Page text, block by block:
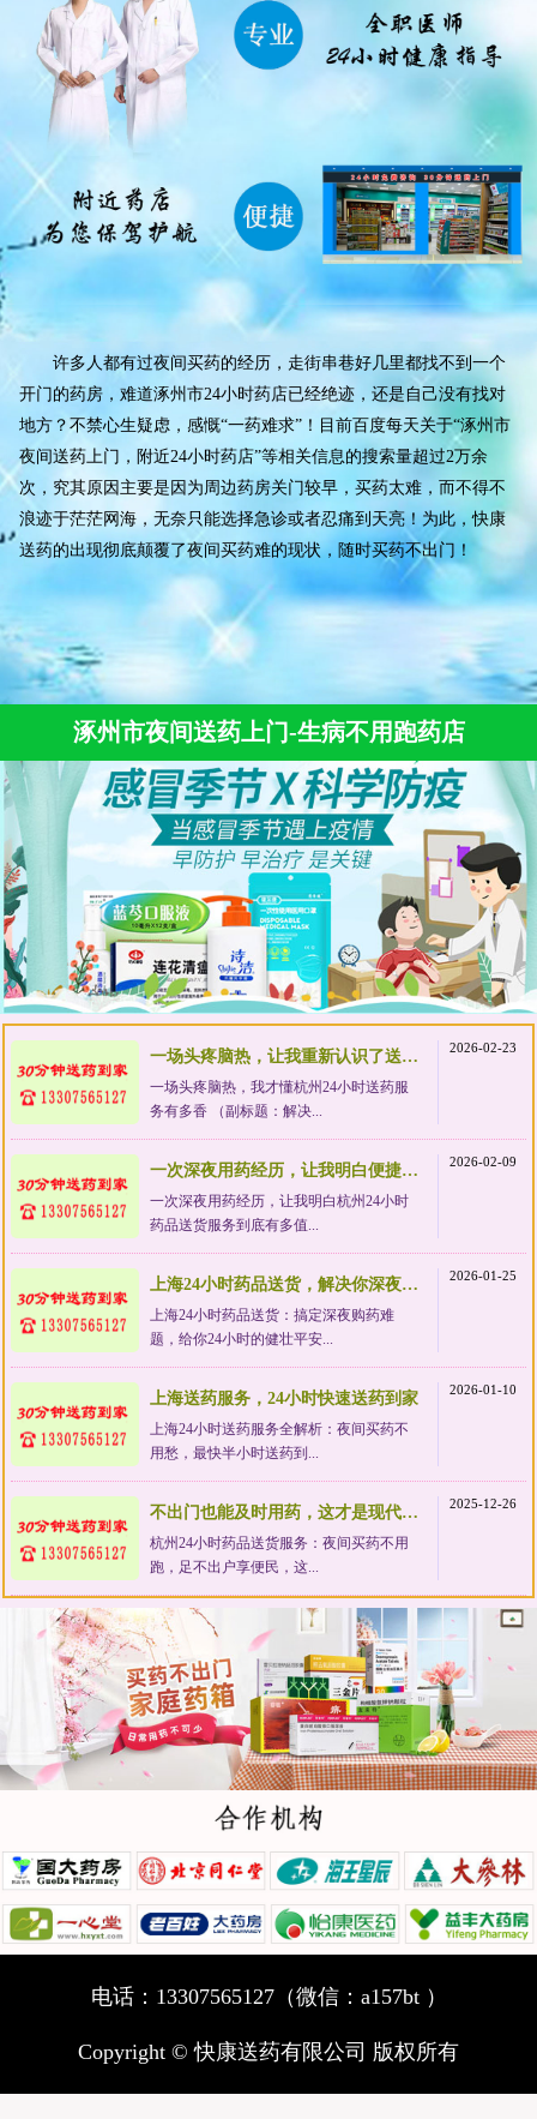
许多人都有过夜间买药的经历，走街串巷好几里都找不到一个
开门的药房，难道涿州市24小时药店已经绝迹，还是自己没有找对
地方？不禁心生疑虑，感慨“一药难求”！目前百度每天关于“涿州市
夜间送药上门，附近24小时药店”等相关信息的搜索量超过2万余
次，究其原因主要是因为周边药房关门较早，买药太难，而不得不
浪迹于茫茫网海，无奈只能选择急诊或者忍痛到天亮！为此，快康
送药的出现彻底颠覆了夜间买药难的现状，随时买药不出门！
涿州市夜间送药上门-生病不用跑药店
一场头疼脑热，让我重新认识了送药服务的价值
一场头疼脑热，我才懂杭州24小时送药服
务有多香 （副标题：解决...
2026-02-23
一次深夜用药经历，让我明白便捷服务有多值
一次深夜用药经历，让我明白杭州24小时
药品送货服务到底有多值...
2026-02-09
上海24小时药品送货，解决你深夜急需药品的难题
上海24小时药品送货：搞定深夜购药难
题，给你24小时的健壮平安...
2026-01-25
上海送药服务，24小时快速送药到家
上海24小时送药服务全解析：夜间买药不
用愁，最快半小时送药到...
2026-01-10
不出门也能及时用药，这才是现代生活该有的样子
杭州24小时药品送货服务：夜间买药不用
跑，足不出户享便民，这...
2025-12-26
电话：13307565127（微信：a157bt ）
Copyright © 快康送药有限公司 版权所有